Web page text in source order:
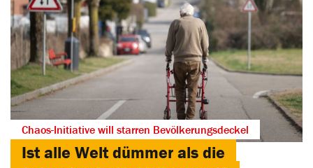
Chaos-Initiative will starren Bevölkerungsdeckel
Ist alle Welt dümmer als die